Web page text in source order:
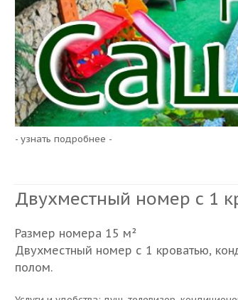
- узнать подробнее -
Двухместный номер с 1
Размер номера 15 м²
Двухместный номер с 1 кроватью,
полом.